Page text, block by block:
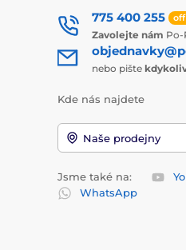
775 400 255
Zavolejte nám Po-
nebo pište
Kde nás najdete
Naše prodejny
Jsme také na:
WhatsApp